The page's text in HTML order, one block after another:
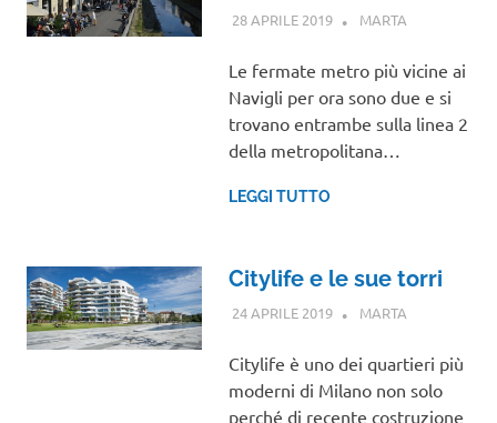
28 APRILE 2019 MARTA
Le fermate metro più vicine ai
Navigli per ora sono due e si
trovano entrambe sulla linea 2
della metropolitana…
LEGGI TUTTO
Citylife e le sue torri
24 APRILE 2019 MARTA
Citylife è uno dei quartieri più
moderni di Milano non solo
perché di recente costruzione